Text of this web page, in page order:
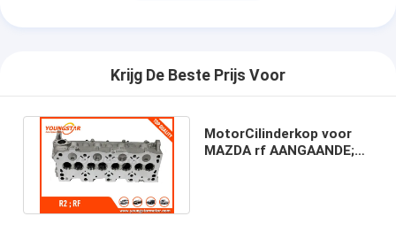
Krijg De Beste Prijs Voor
MotorCilinderkop voor
MAZDA rf AANGAANDE;